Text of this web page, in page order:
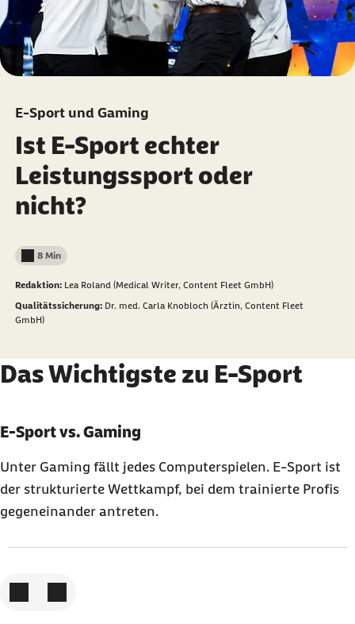
E-Sport und Gaming
Ist E-Sport echter
Leistungssport oder
nicht?
Lesedauer weniger als
8 Min
Redaktion: Lea Roland (Medical Writer, Content Fleet GmbH)
Qualitätssicherung: Dr. med. Carla Knobloch (Ärztin, Content Fleet
GmbH)
Das Wichtigste zu E-Sport
Karussell mit 3 Elementen
Element 1 von 3
E-Sport vs. Gaming
Unter Gaming fällt jedes Computerspielen. E-Sport ist
der strukturierte Wettkampf, bei dem trainierte Profis
gegeneinander antreten.